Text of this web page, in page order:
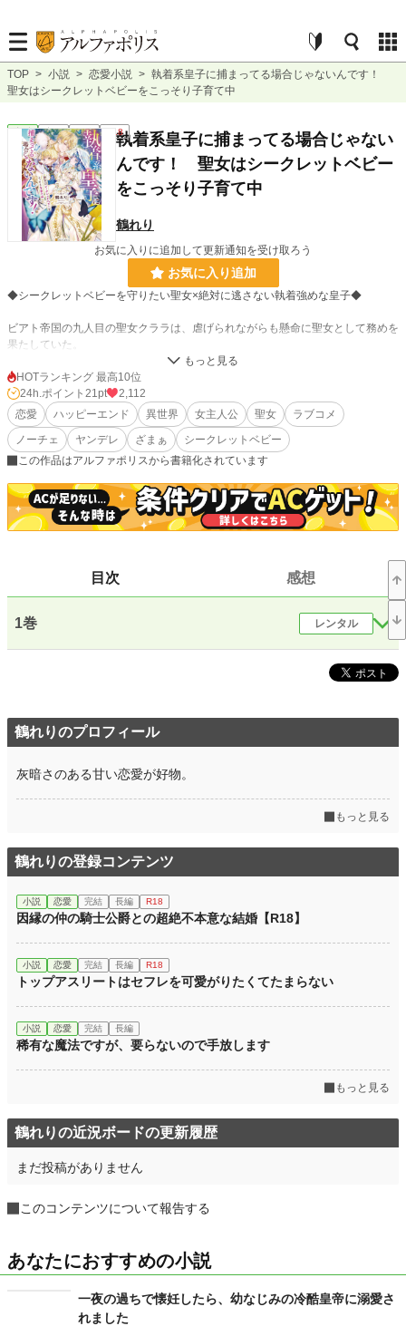
TOP > 小説 > 恋愛小説 > 執着系皇子に捕まってる場合じゃないんです！
聖女はシークレットベビーをこっそり子育て中
恋愛 完結 長編 R18執着系皇子に捕まってる場合じゃない
んです！ 聖女はシークレットベビー
をこっそり子育て中
鶴れり
お気に入りに追加して更新通知を受け取ろう
お気に入り追加
◆シークレットベビーを守りたい聖女×絶対に逃さない執着強めな皇子◆
ビアト帝国の九人目の聖女クララは、虐げられながらも懸命に聖女として務めを
果たしていた。
濡れ衣を着せられ、罪人にさせられたクララの前に現れたのは、初恋の第二皇子
ライオネル殿下。
執拗に求めてくる殿下に、憧れと恋心を抱いていたクララは体を繋げてしまう。
執着心むき出しの包囲網から何とか逃げることに成功したけれど、赤ちゃんを身
ごもっていることに気づく。
しかし聖女と皇族が結ばれることはないため、極秘出産をすることに……。
六年後。五歳になった愛息子とクララは、隣国へ逃亡することを決意する。しか
何故か異様に執着してくるライオネルに、子どもの存在を隠しながら必死に攻防
戦を繰り広げる聖女クララの物語──。
小説 25,121 位 / 228,638 件
恋愛
文字数(レンタル含む)
週間ポイント 84 pt (36,763 位)
年間ポイント 9,231 pt (32,903 位)
累計ポイント 282,474 pt (15,882 位)
HOTランキング 最高10位
24h.ポイント 21pt
2,112
恋愛
ハッピーエンド 異世界 女主人公 聖女
ラブコメ
ノーチェ
ヤンデレ ざまぁ
シークレットベビー
この作品はアルファポリスから書籍化されています
目次 感想
1巻 レンタル
鶴れりのプロフィール
灰暗さのある甘い恋愛が好物。
もっと見る
鶴れりの登録コンテンツ
小説 恋愛 完結 長編 R18
因縁の仲の騎士公爵との超絶不本意な結婚【R18】
小説 恋愛 完結 長編 R18
トップアスリートはセフレを可愛がりたくてたまらない
小説 恋愛 完結 長編
稀有な魔法ですが、要らないので手放します
もっと見る
鶴れりの近況ボードの更新履歴
まだ投稿がありません
このコンテンツについて報告する
あなたにおすすめの小説
一夜の過ちで懐妊したら、幼なじみの冷酷皇帝に溺愛さ
れました